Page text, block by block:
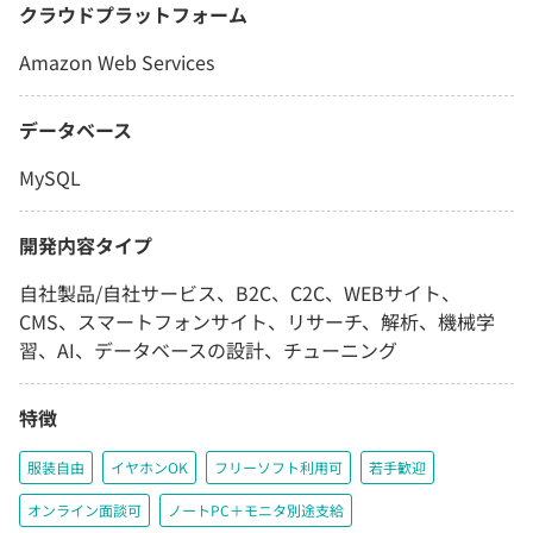
クラウドプラットフォーム
Amazon Web Services
データベース
MySQL
開発内容タイプ
自社製品/自社サービス、B2C、C2C、WEBサイト、
CMS、スマートフォンサイト、リサーチ、解析、機械学
習、AI、データベースの設計、チューニング
特徴
服装自由 イヤホンOK フリーソフト利用可 若手歓迎
オンライン面談可 ノートPC＋モニタ別途支給